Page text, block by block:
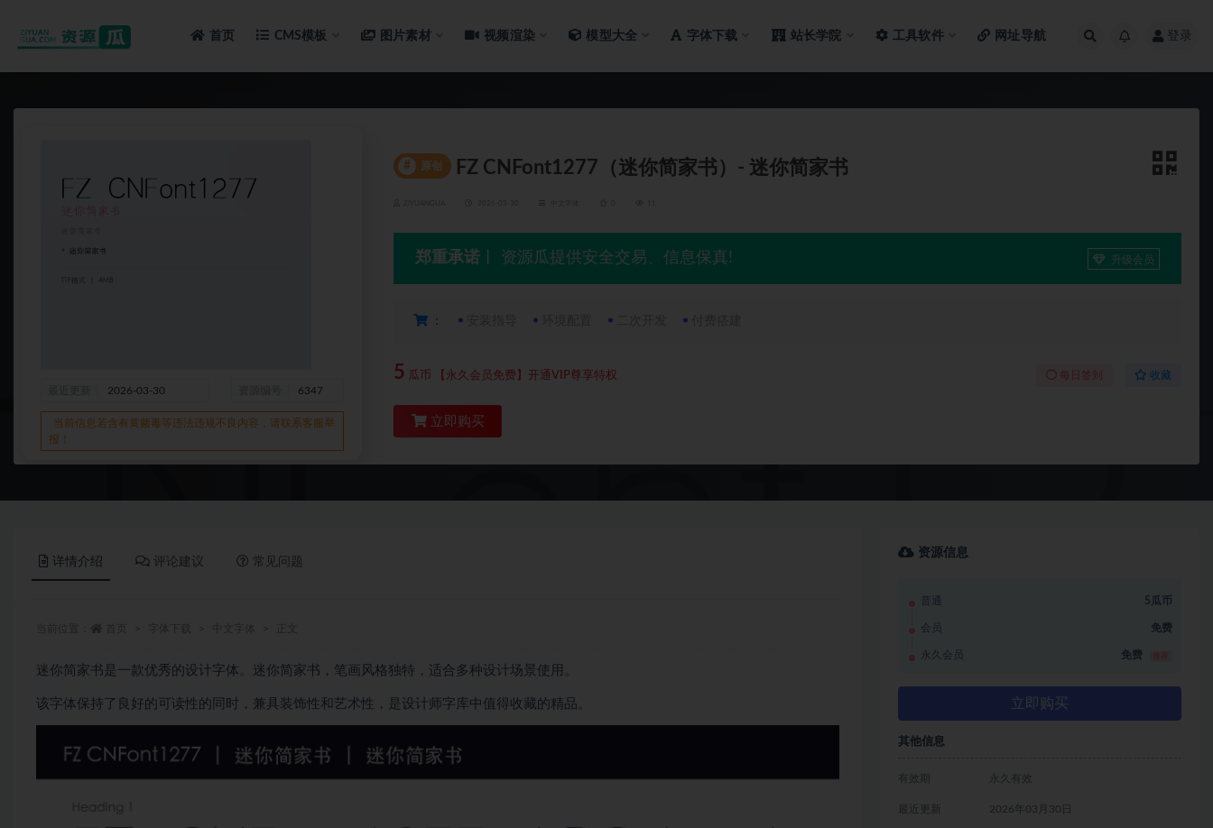
首页 CMS模板 图片素材 视频渲染 模型大全 字体下载 站长学院 工具软件 网址导航 登录
2026-03-30 6347
当前信息若含有黄赌毒等违法违规不良内容，请联系客服举
报！
# 原创 FZ CNFont1277（迷你简家书）- 迷你简家书
郑重承诺 丨 资源瓜提供安全交易、信息保真! 升级会员
：
5 瓜币 【永久会员免费】开通VIP尊享特权 每日签到 收藏
立即购买
详情介绍 评论建议 常见问题
迷你简家书是一款优秀的设计字体。迷你简家书，笔画风格独特，适合多种设计场景使用。
该字体保持了良好的可读性的同时，兼具装饰性和艺术性，是设计师字库中值得收藏的精品。
资源信息
普通 5瓜币
会员 免费
永久会员 免费
立即购买
其他信息
有效期 永久有效
最近更新 2026年03月30日